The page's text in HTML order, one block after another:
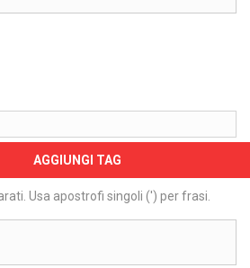
AGGIUNGI TAG
Usa apostrofi singoli (') per frasi.